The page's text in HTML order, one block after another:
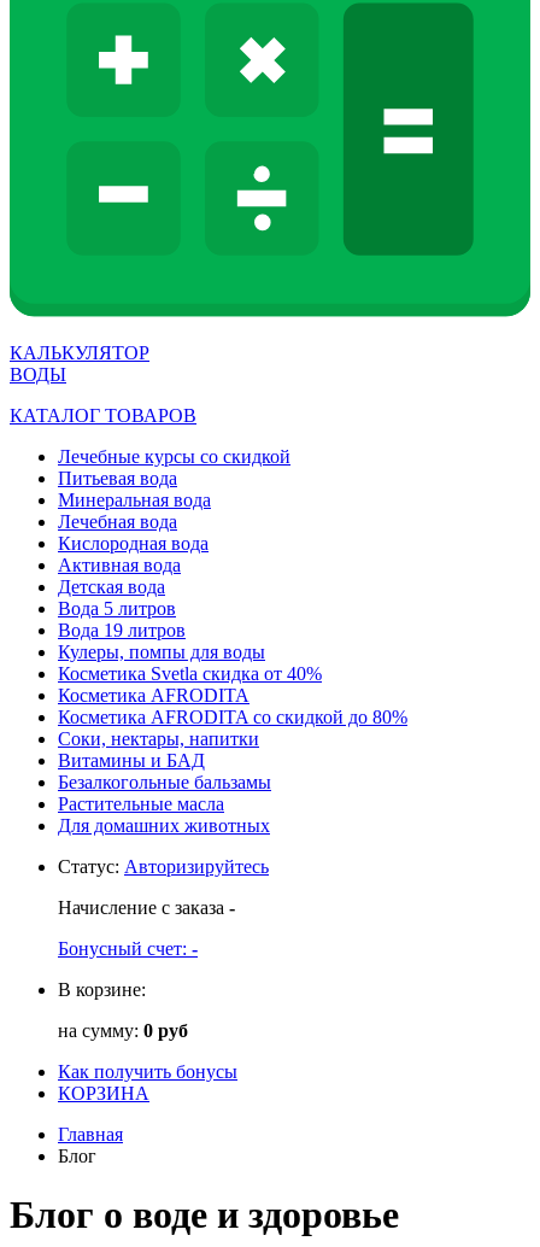
КАЛЬКУЛЯТОР
ВОДЫ
КАТАЛОГ ТОВАРОВ
Лечебные курсы со скидкой
Питьевая вода
Минеральная вода
Лечебная вода
Кислородная вода
Активная вода
Детская вода
Вода 5 литров
Вода 19 литров
Кулеры, помпы для воды
Косметика Svetla скидка от 40%
Косметика AFRODITA
Косметика AFRODITA со скидкой до 80%
Соки, нектары, напитки
Витамины и БАД
Безалкогольные бальзамы
Растительные масла
Для домашних животных
Статус: Авторизируйтесь
Начисление с заказа -
Бонусный счет: -
В корзине:
на сумму: 0 руб
Как получить бонусы
КОРЗИНА
Главная
Блог
Блог о воде и здоровье